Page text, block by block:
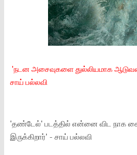
'நடன அசைவுகளை துல்லியமாக
சாய் பல்லவி
'தண்டேல்' படத்தில் என்னை விட நாக
இருக்கிறார்' - சாய் பல்லவி